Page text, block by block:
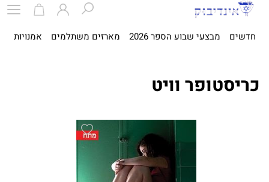
חדשים מבצעי שבוע הספר 2026 מארזים משתלמים אמנויות
כריסטופר וויט